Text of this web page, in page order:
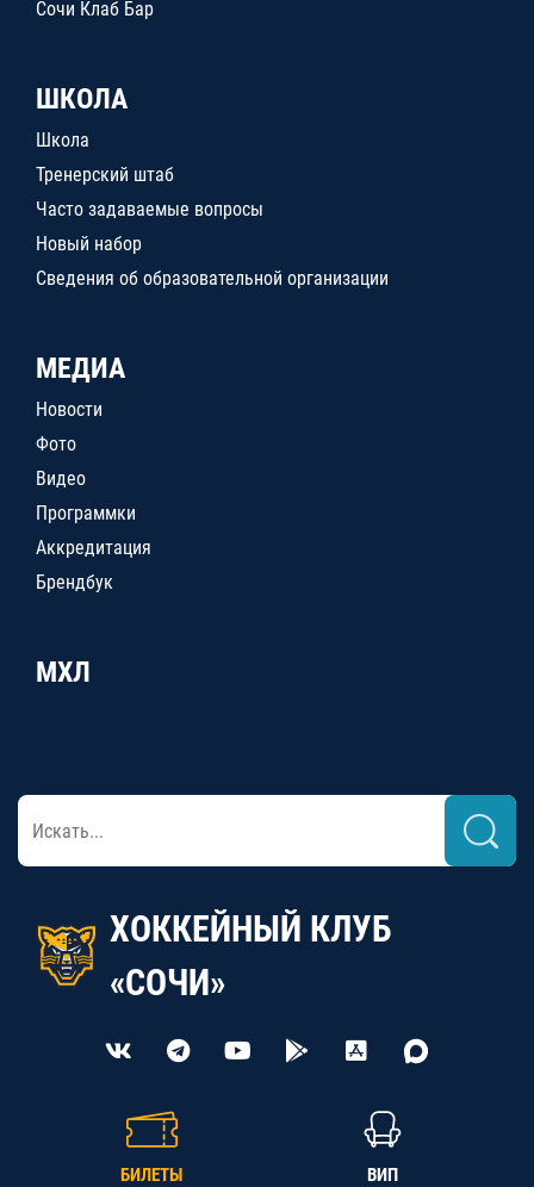
Сочи Клаб Бар
ШКОЛА
Школа
Тренерский штаб
Часто задаваемые вопросы
Новый набор
Сведения об образовательной организации
МЕДИА
Новости
Фото
Видео
Программки
Аккредитация
Брендбук
МХЛ
ХОККЕЙНЫЙ КЛУБ
«СОЧИ»
БИЛЕТЫ ВИП